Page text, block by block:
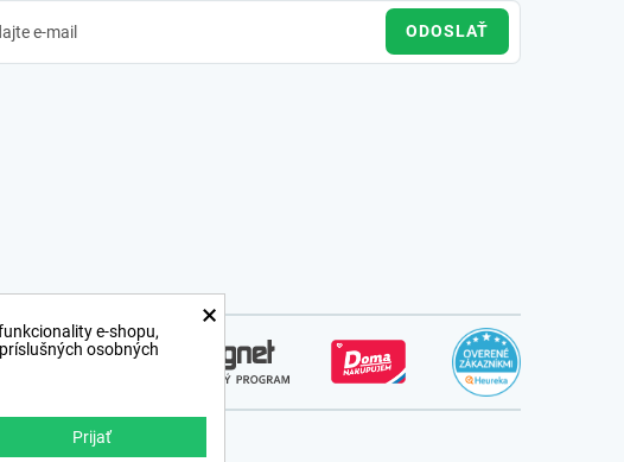
ODOSLAŤ
×
e-shopu,
osobných
Prijať